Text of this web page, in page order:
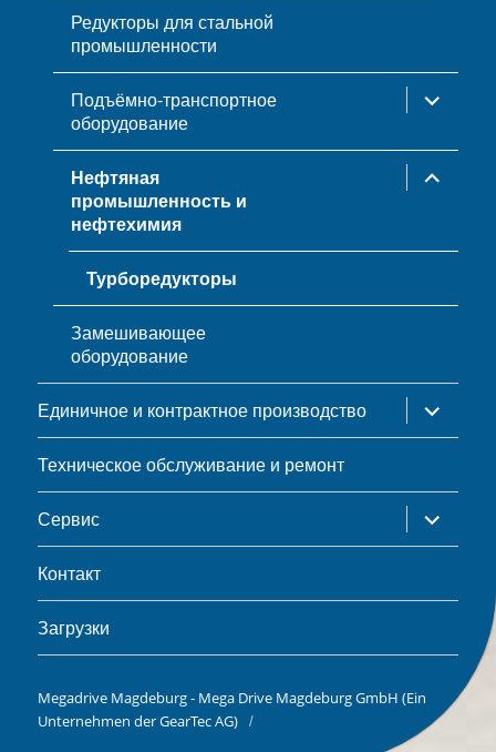
Редукторы для стальной
промышленности
Подъёмно-транспортное
оборудование
раскрыть
дочернее
Нефтяная
промышленность и
нефтехимия
раскрыть
дочернее
Турборедукторы
Замешивающее
оборудование
Единичное и контрактное производство раскрыть
дочернее
меню
Техническое обслуживание и ремонт
Сервис раскрыть
дочернее
меню
Контакт
Загрузки
Megadrive Magdeburg - Mega Drive Magdeburg GmbH (Ein
Unternehmen der GearTec AG)